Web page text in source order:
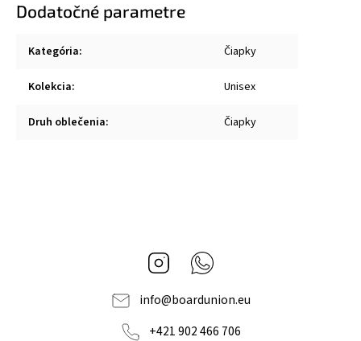
Dodatočné parametre
Kategória: Čiapky
Kolekcia: Unisex
Druh oblečenia: Čiapky
Instagram
info@boardunion.eu
+421 902 466 706